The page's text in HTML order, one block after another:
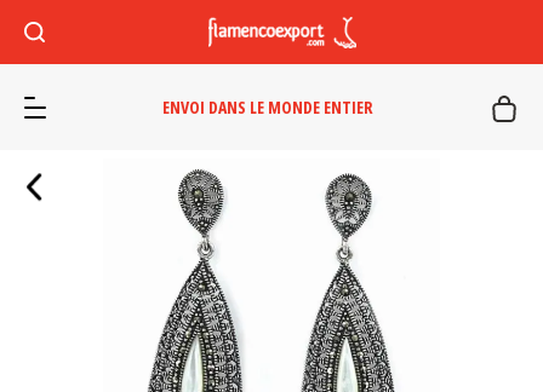
ENVOI DANS LE MONDE ENTIER